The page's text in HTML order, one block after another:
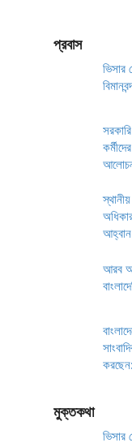
প্রবাস
ভিসার
আহ্বান
আরব
মুক্তকথা
ভিসার